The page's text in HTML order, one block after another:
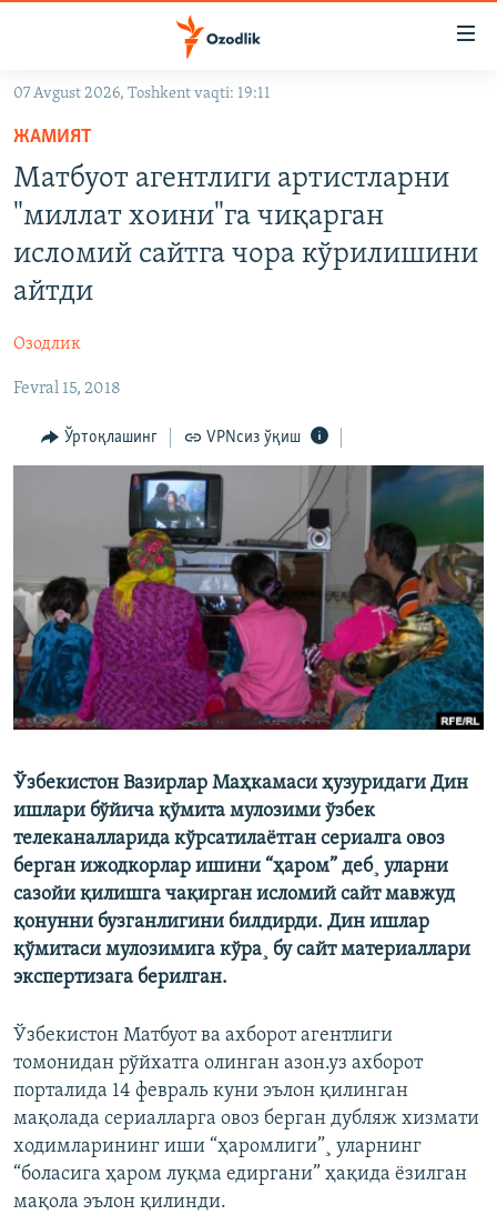
Асосий
навигацияга
ўтинг
Қидиришга
ўтинг
OZODVIDEO
OZODARXIV
На русском
Озодлик бошқа тилларда
07 Avgust 2026, Toshkent vaqti: 19:11
ЖАМИЯТ
Матбуот агентлиги артистларни
"миллат хоини"га чиқарган
исломий сайтга чора кўрилишини
айтди
Озодлик
Fevral 15, 2018
Ўртоқлашинг VPNсиз ўқиш
Ўзбекистон Вазирлар Маҳкамаси ҳузуридаги Дин
ишлари бўйича қўмита мулозими ўзбек
телеканалларида кўрсатилаëтган сериалга овоз
берган ижодкорлар ишини “ҳаром” деб¸ уларни
сазойи қилишга чақирган исломий сайт мавжуд
қонунни бузганлигини билдирди. Дин ишлар
қўмитаси мулозимига кўра¸ бу сайт материаллари
экспертизага берилган.
Ўзбекистон Матбуот ва ахборот агентлиги
томонидан рўйхатга олинган азон.уз ахборот
порталида 14 февраль куни эълон қилинган
мақолада сериалларга овоз берган дубляж хизмати
ходимларининг иши “ҳаромлиги”¸ уларнинг
“боласига ҳаром луқма едиргани” ҳақида ëзилган
мақола эълон қилинди.